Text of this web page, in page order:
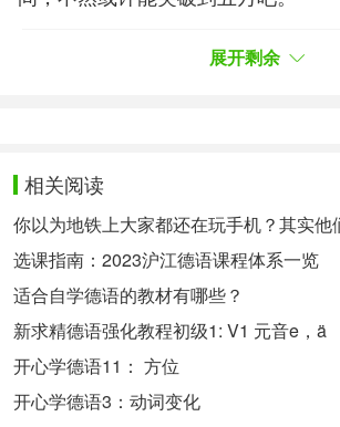
来词除外)都可以根据单词读音直接
学习德语时德语发音极其重要。发准
忆过程中获得意想不到的的效果。
同时德语的构词法也出奇的严谨，因
思几乎可以反推出其构成，所以对于
要正确理解其意思也很重要。
步骤二：形似的单词一起记忆
单词之间具体怎么关联?外形上相近
展开剩余
相关阅读
你以为地铁上大家都还在玩手机？其实他
选课指南：2023沪江德语课程体系一览
适合自学德语的教材有哪些？
新求精德语强化教程初级1: V1 元音e，ä
开心学德语11： 方位
开心学德语3：动词变化